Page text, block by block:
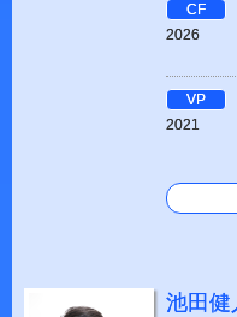
CF
2026
VP
2021
池田健